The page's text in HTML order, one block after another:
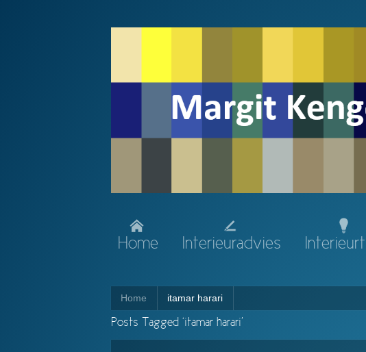
Home Interieuradvies
Home itamar harari
Posts Tagged ‘itamar harari’